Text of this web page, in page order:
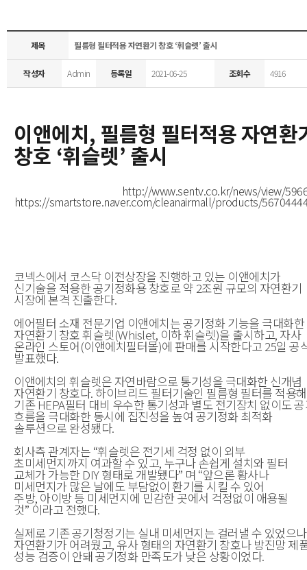
제목 필름형 필터적용 자연환기 창호 ‘휘슬렛’ 출시
작성자 Admin 등록일 2021-06-25 조회수 4916
이앤에치, 필름형 필터적용 자연환
창호 ‘휘슬렛’ 출시
http://www.sentv.co.kr/news/view/
https://smartstore.naver.com/cleanairmall/products/
코넥스에서 코스닥 이전상장을 진행하고 있는 이앤에치가
신기술을 적용한 공기정화용 창호로 약 2조원 규모의 자연환기
시장에 본격 진출한다.
에어필터 소재 전문기업 이앤에치는 공기정화 기능을 극대화한
자연환기 창호 휘슬렛(Whislet, 이하 휘슬렛)을 출시하고, 자사
온라인 스토어(이앤에치필터몰)에 판매를 시작한다고 25일 공
발표했다.
이앤에치의 휘슬렛은 자연바람으로 통기성을 극대화한 신개념
자연환기 창호다. 하이브리드 필터기술인 필름형 필터를 적용해
기존HEPA필터 대비 우수한 통기성과별도 전기장치 없이도
흐름을 극대화한 동시에 집진성을 높여 공기정화 최적화
솔루션으로 완성됐다.
회사측 관계자는 “휘슬렛은 전기세 걱정 없이 외부
초미세먼지까지 여과할 수 있고,누구나 손쉽게 설치와 필터
교체가 가능한DIY형태로 개발됐다” 며 “앞으론 황사나
미세먼지가 많은 날에도 부담없이 환기를 시킬 수 있어
주방, 아이방 등 미세먼지에 민감한 곳에서 걱정없이 애용될
것” 이라고 전했다.
실제로 기존 공기청정기는 실내 미세먼지는 걸러낼 수 있었으나
자연환기가 어려웠고, 유사 형태의 자연환기 창호나 방진망 제
성능 검증이 안돼 공기정화 만족도가 낮은 상황이었다.